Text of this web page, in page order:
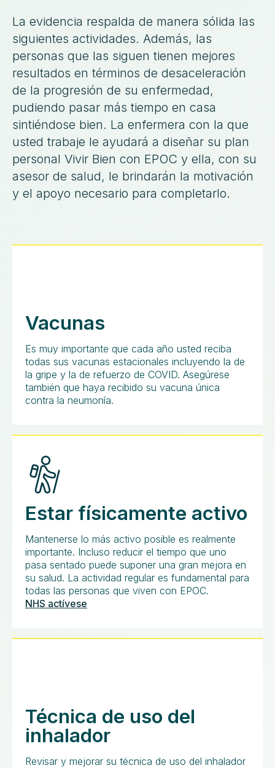
La evidencia respalda de manera sólida las
siguientes actividades. Además, las
personas que las siguen tienen mejores
resultados en términos de desaceleración
de la progresión de su enfermedad,
pudiendo pasar más tiempo en casa
sintiéndose bien. La enfermera con la que
usted trabaje le ayudará a diseñar su plan
personal Vivir Bien con EPOC y ella, con su
asesor de salud, le brindarán la motivación
y el apoyo necesario para completarlo.
Vacunas
Es muy importante que cada año usted reciba
todas sus vacunas estacionales incluyendo la de
la gripe y la de refuerzo de COVID. Asegúrese
también que haya recibido su vacuna única
contra la neumonía.
Estar físicamente activo
Mantenerse lo más activo posible es realmente
importante. Incluso reducir el tiempo que uno
pasa sentado puede suponer una gran mejora en
su salud. La actividad regular es fundamental para
todas las personas que viven con EPOC.
NHS actívese
Técnica de uso del
inhalador
Revisar y mejorar su técnica de uso del inhalador